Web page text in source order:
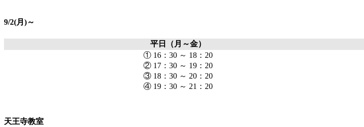
9/2(月)～
平日（月～金）
① 16：30 ～ 18：20
② 17：30 ～ 19：20
③ 18：30 ～ 20：20
④ 19：30 ～ 21：20
天王寺教室